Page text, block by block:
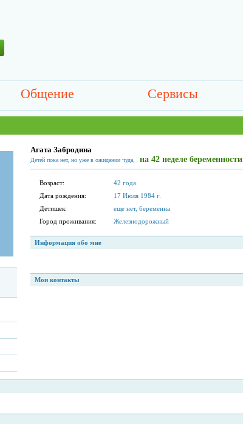
Общение Сервисы
Агата Забродина
Детей пока нет, но уже в ожидании чуда, на 42 неделе беременности
Возраст:
42 года
Дата рождения:
17 Июля 1984 г.
Детишек:
еще нет, беременна
Город проживания:
Железнодорожный
Информация обо мне
Мои контакты